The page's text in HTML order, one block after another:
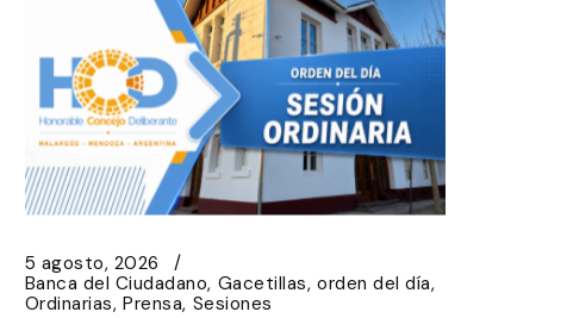
5 agosto, 2026
Banca del Ciudadano Gacetillas orden del día
Ordinarias Prensa Sesiones